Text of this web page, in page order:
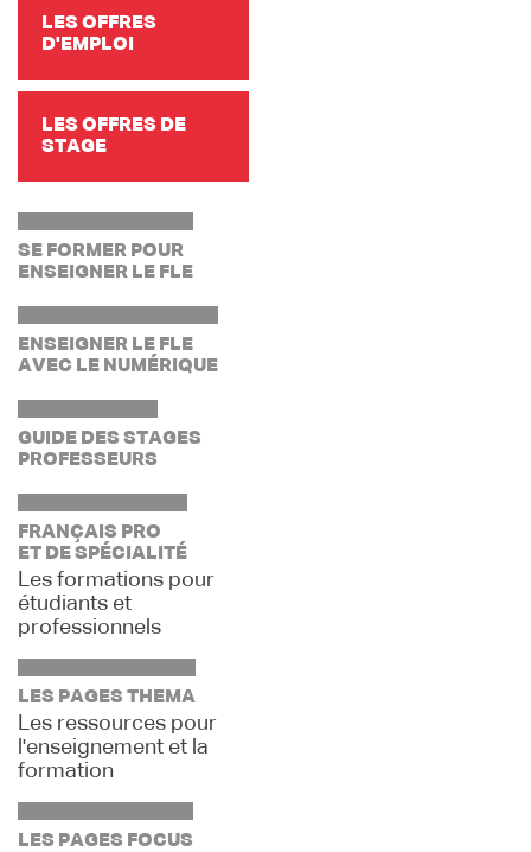
LES OFFRES
D'EMPLOI
LES OFFRES DE
STAGE
SE FORMER POUR
ENSEIGNER LE FLE
ENSEIGNER LE FLE
AVEC LE NUMÉRIQUE
GUIDE DES STAGES
PROFESSEURS
FRANÇAIS PRO
ET DE SPÉCIALITÉ
Les formations pour
étudiants et
professionnels
LES PAGES THEMA
Les ressources pour
l'enseignement et la
formation
LES PAGES FOCUS